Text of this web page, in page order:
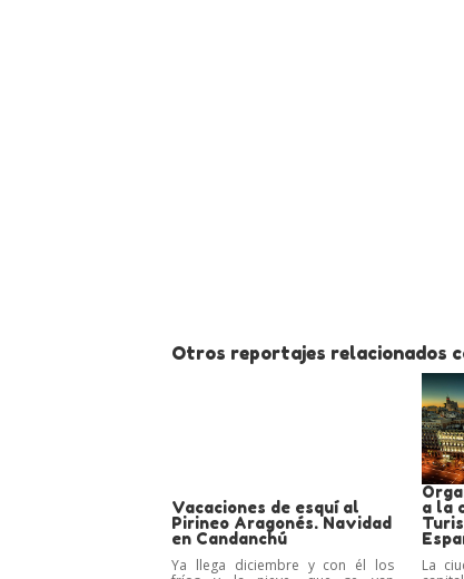
Otros reportajes relacionados
Vacaciones de esquí al
Pirineo Aragonés. Navidad
en Candanchú
Ya llega diciembre y con él los
a la
La